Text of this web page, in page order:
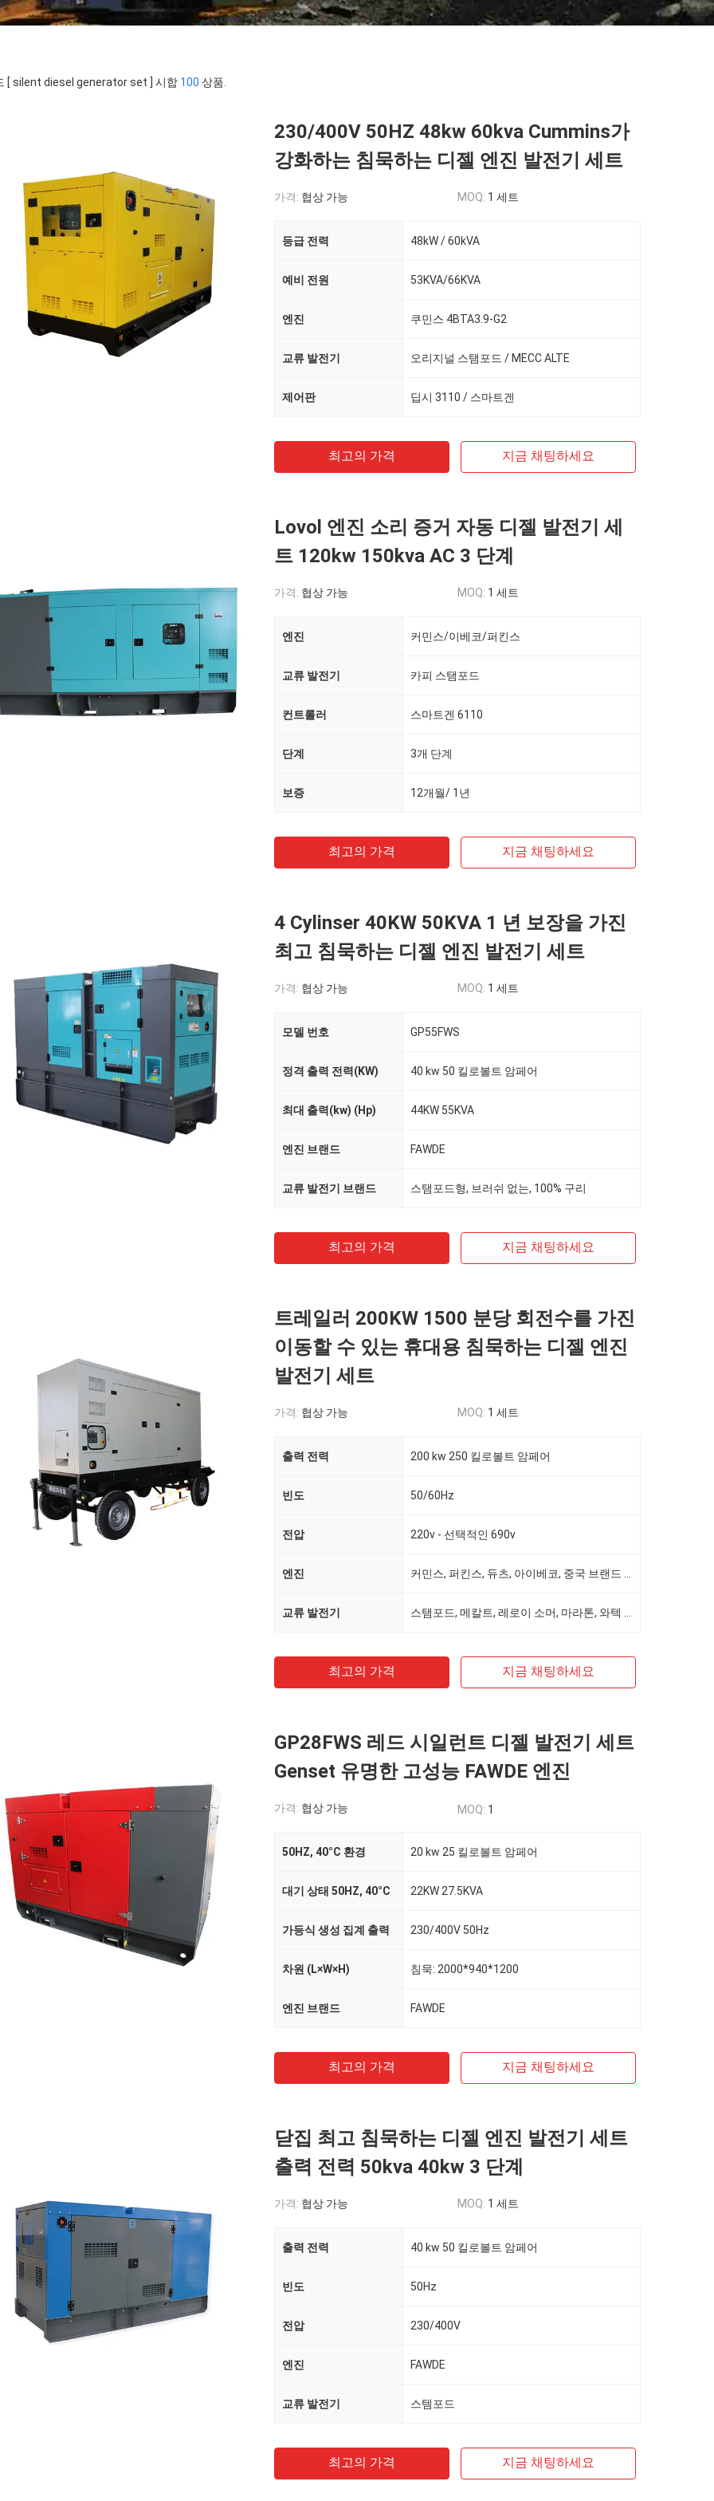
[ silent diesel generator set ] 시합 100 상품.
230/400V 50HZ 48kw 60kva Cummins가
강화하는 침묵하는 디젤 엔진 발전기 세트
가격: 협상 가능 MOQ: 1 세트
등급 전력 48kW / 60kVA
예비 전원 53KVA/66KVA
엔진 쿠민스 4BTA3.9-G2
교류 발전기 오리지널 스탬포드 / MECC ALTE
제어판 딥시 3110 / 스마트겐
최고의 가격 지금 채팅하세요
Lovol 엔진 소리 증거 자동 디젤 발전기 세
트 120kw 150kva AC 3 단계
가격: 협상 가능 MOQ: 1 세트
엔진 커민스/이베코/퍼킨스
교류 발전기 카피 스탬포드
컨트롤러 스마트겐 6110
단계 3개 단계
보증 12개월/ 1년
최고의 가격 지금 채팅하세요
4 Cylinser 40KW 50KVA 1 년 보장을 가진
최고 침묵하는 디젤 엔진 발전기 세트
가격: 협상 가능 MOQ: 1 세트
모델 번호 GP55FWS
정격 출력 전력(KW) 40 kw 50 킬로볼트 암페어
최대 출력(kw) (Hp) 44KW 55KVA
엔진 브랜드 FAWDE
교류 발전기 브랜드 스탬포드형, 브러쉬 없는, 100% 구리
최고의 가격 지금 채팅하세요
트레일러 200KW 1500 분당 회전수를 가진
이동할 수 있는 휴대용 침묵하는 디젤 엔진
발전기 세트
가격: 협상 가능 MOQ: 1 세트
출력 전력 200 kw 250 킬로볼트 암페어
빈도 50/60Hz
전압 220v - 선택적인 690v
엔진
교류 발전기
최고의 가격 지금 채팅하세요
GP28FWS 레드 시일런트 디젤 발전기 세트
Genset 유명한 고성능 FAWDE 엔진
가격: 협상 가능 MOQ: 1
50HZ, 40°C 환경 20 kw 25 킬로볼트 암페어
대기 상태 50HZ, 40°C 22KW 27.5KVA
가등식 생성 집계 출력 230/400V 50Hz
차원 (L×W×H) 침묵: 2000*940*1200
엔진 브랜드 FAWDE
최고의 가격 지금 채팅하세요
닫집 최고 침묵하는 디젤 엔진 발전기 세트
출력 전력 50kva 40kw 3 단계
가격: 협상 가능 MOQ: 1 세트
출력 전력 40 kw 50 킬로볼트 암페어
빈도 50Hz
전압 230/400V
엔진 FAWDE
교류 발전기 스템포드
최고의 가격 지금 채팅하세요